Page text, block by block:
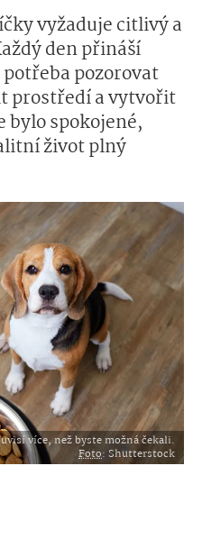
vyžaduje citlivý a
den přináší
pozorovat
prostředí a vytvořit
bylo spokojené,
život plný
více, než byste možná čekali.
Foto: Shutterstock